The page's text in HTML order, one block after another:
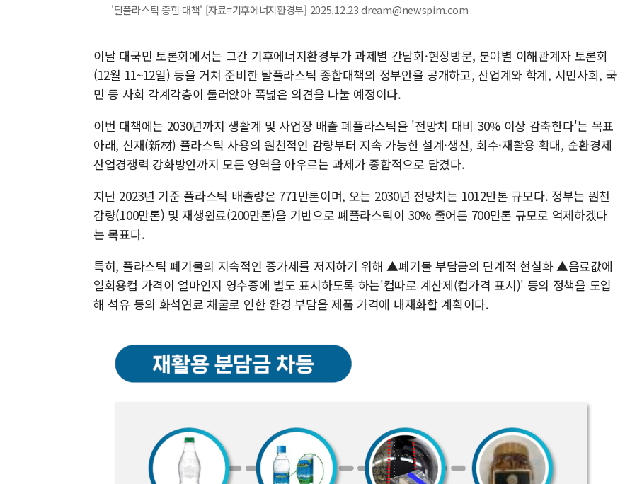
'탈플라스틱 종합 대책' [자료=기후에너지환경부] 2025.12.23 dream@newspim.com
이날 대국민 토론회에서는 그간 기후에너지환경부가 과제별 간담회·현장방문, 분야별 이해관계자 토론회
(12월 11~12일) 등을 거쳐 준비한 탈플라스틱 종합대책의 정부안을 공개하고, 산업계와 학계, 시민사회, 국
민 등 사회 각계각층이 둘러앉아 폭넓은 의견을 나눌 예정이다.
이번 대책에는 2030년까지 생활계 및 사업장 배출 폐플라스틱을 '전망치 대비 30% 이상 감축한다'는 목표
아래, 신재(新材) 플라스틱 사용의 원천적인 감량부터 지속 가능한 설계·생산, 회수·재활용 확대, 순환경제
산업경쟁력 강화방안까지 모든 영역을 아우르는 과제가 종합적으로 담겼다.
지난 2023년 기준 플라스틱 배출량은 771만톤이며, 오는 2030년 전망치는 1012만톤 규모다. 정부는 원천
감량(100만톤) 및 재생원료(200만톤)을 기반으로 폐플라스틱이 30% 줄어든 700만톤 규모로 억제하겠다
는 목표다.
특히, 플라스틱 폐기물의 지속적인 증가세를 저지하기 위해 ▲폐기물 부담금의 단계적 현실화 ▲음료값에
일회용컵 가격이 얼마인지 영수증에 별도 표시하도록 하는'컵따로 계산제(컵가격 표시)' 등의 정책을 도입
해 석유 등의 화석연료 채굴로 인한 환경 부담을 제품 가격에 내재화할 계획이다.